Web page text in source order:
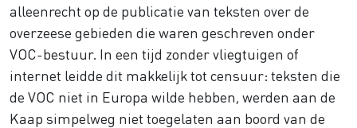
alleenrecht op de publicatie van teksten over de
overzeese gebieden die waren geschreven onder
VOC-bestuur. In een tijd zonder vliegtuigen of
internet leidde dit makkelijk tot censuur: teksten die
de VOC niet in Europa wilde hebben, werden aan de
Kaap simpelweg niet toegelaten aan boord van de